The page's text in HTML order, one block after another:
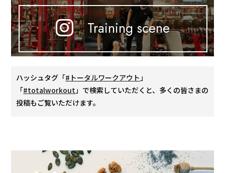
Training scene
ハッシュタグ「#トータルワークアウト」
「#totalworkout」で検索していただくと、多くの皆さまの
投稿もご覧いただけます。